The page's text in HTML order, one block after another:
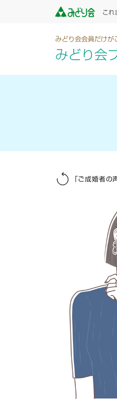
これ
みどり会会員だけが
みどり会
「ご成婚者の